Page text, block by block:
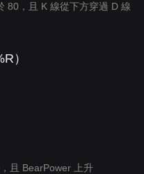
80，且 K 線從下方穿過 D 線
）
且 BearPower 上升